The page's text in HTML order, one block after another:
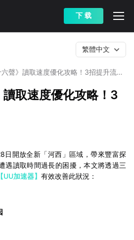
下 载
六聲》讀取速度優化攻略！3招提升流暢
繁體中文
讀取速度優化攻略！3
日開放全新「河西」區域，帶來豐富探
遇讀取時間過長的困擾，本文將透過三
【UU加速器】 有效改善此狀況：